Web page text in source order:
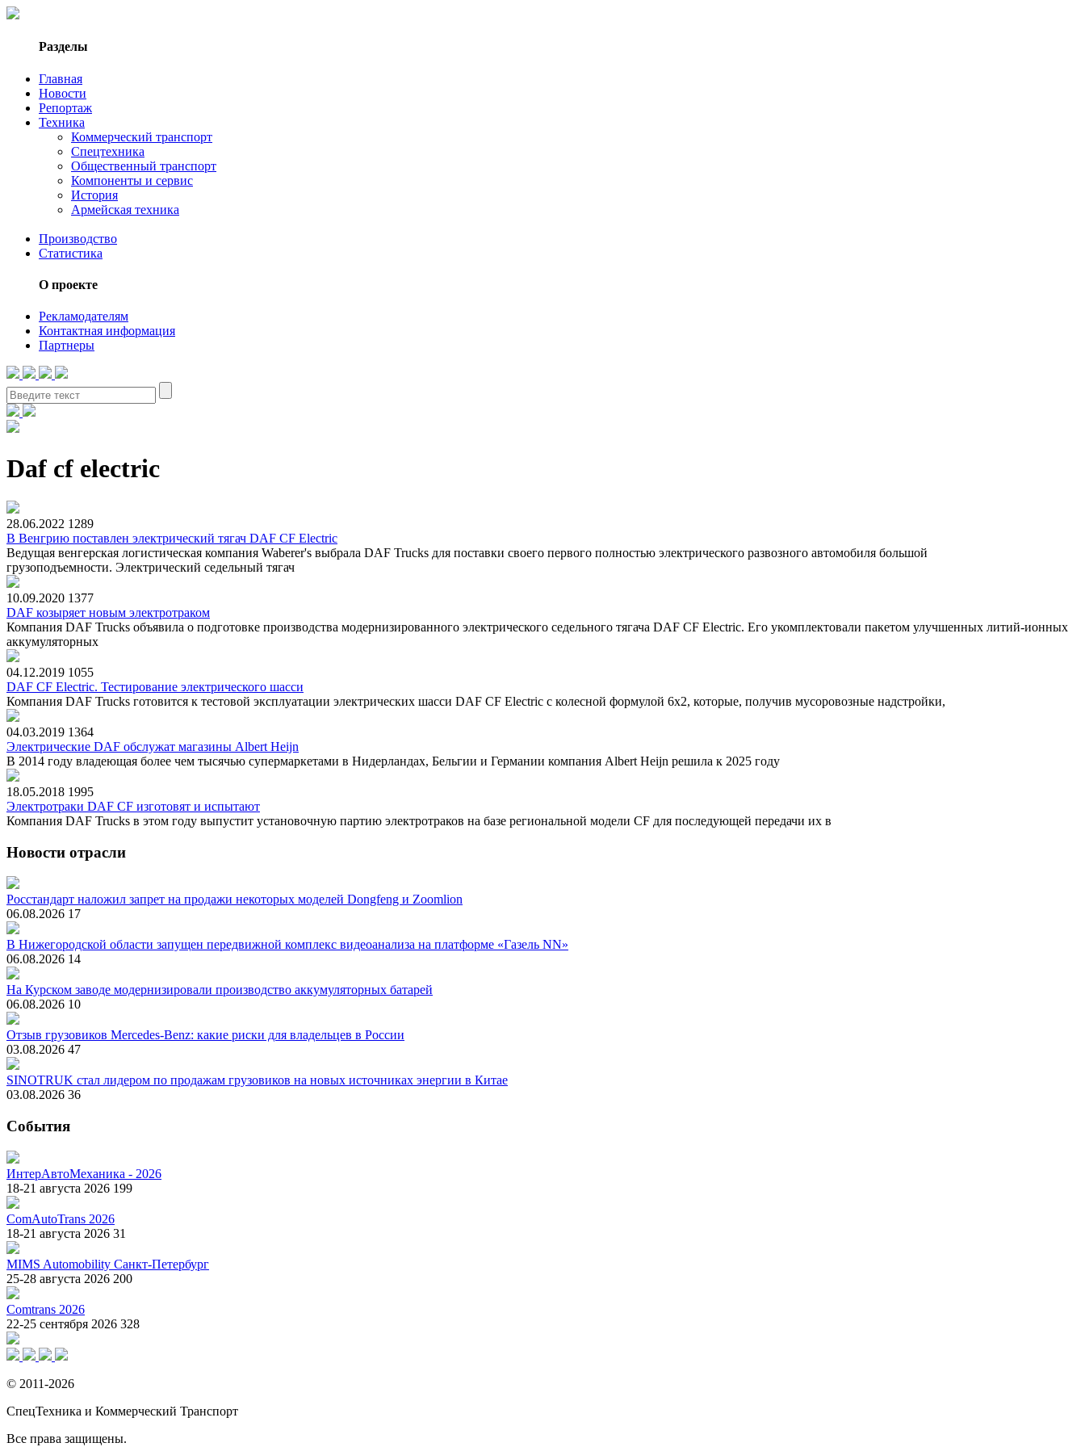
Разделы
Главная
Новости
Репортаж
Техника
Коммерческий транспорт
Спецтехника
Общественный транспорт
Компоненты и сервис
История
Армейская техника
Производство
Статистика
О проекте
Рекламодателям
Контактная информация
Партнеры
Daf cf electric
28.06.2022 1289
В Венгрию поставлен электрический тягач DAF CF Electric
Ведущая венгерская логистическая компания Waberer's выбрала DAF Trucks для поставки своего первого полностью электрического развозного автомобиля большой
грузоподъемности. Электрический седельный тягач
10.09.2020 1377
DAF козыряет новым электротраком
Компания DAF Trucks объявила о подготовке производства модернизированного электрического седельного тягача DAF CF Electric. Его укомплектовали пакетом улучшенных литий-ионных
аккумуляторных
04.12.2019 1055
DAF CF Electric. Тестирование электрического шасси
Компания DAF Trucks готовится к тестовой эксплуатации электрических шасси DAF CF Electric с колесной формулой 6x2, которые, получив мусоровозные надстройки,
04.03.2019 1364
Электрические DAF обслужат магазины Albert Heijn
В 2014 году владеющая более чем тысячью супермаркетами в Нидерландах, Бельгии и Германии компания Albert Heijn решила к 2025 году
18.05.2018 1995
Электротраки DAF CF изготовят и испытают
Компания DAF Trucks в этом году выпустит установочную партию электротраков на базе региональной модели CF для последующей передачи их в
Новости отрасли
Росстандарт наложил запрет на продажи некоторых моделей Dongfeng и Zoomlion
06.08.2026 17
В Нижегородской области запущен передвижной комплекс видеоанализа на платформе «Газель NN»
06.08.2026 14
На Курском заводе модернизировали производство аккумуляторных батарей
06.08.2026 10
Отзыв грузовиков Mercedes-Benz: какие риски для владельцев в России
03.08.2026 47
SINOTRUK стал лидером по продажам грузовиков на новых источниках энергии в Китае
03.08.2026 36
События
ИнтерАвтоМеханика - 2026
18-21 августа 2026 199
ComAutoTrans 2026
18-21 августа 2026 31
MIMS Automobility Санкт-Петербург
25-28 августа 2026 200
Comtrans 2026
22-25 сентября 2026 328
© 2011-2026
СпецТехника и Коммерческий Транспорт
Все права защищены.